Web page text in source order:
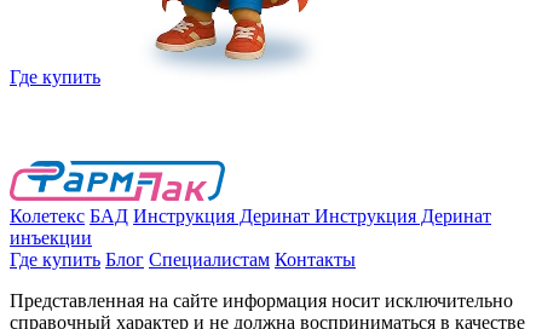
Где купить
Колетекс БАД Инструкция Деринат Инструкция Деринат
инъекции
Где купить Блог Специалистам Контакты
Представленная на сайте информация носит исключительно
справочный характер и не должна восприниматься в качестве